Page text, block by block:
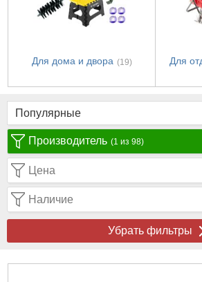
Для дома и двора (19) Для
Производитель (1 из 98)
Цена
Наличие
Убрать фильтры